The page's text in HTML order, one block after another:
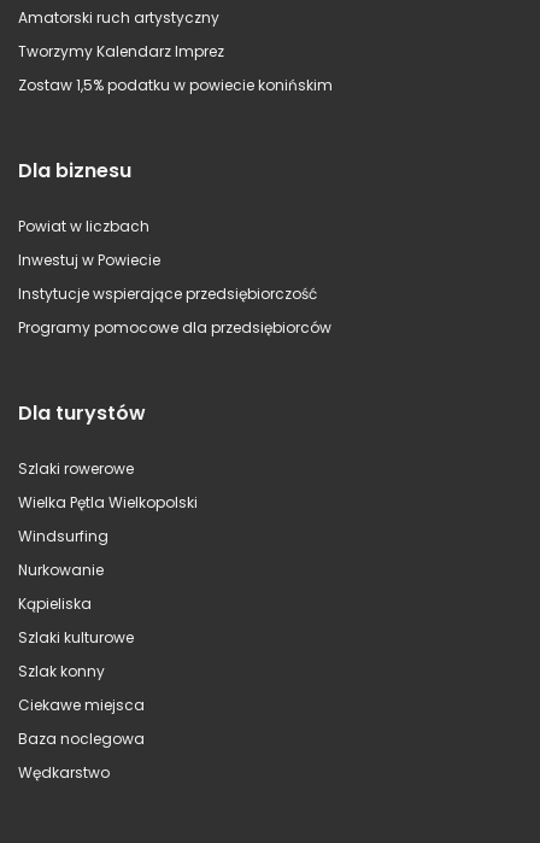
Amatorski ruch artystyczny
Tworzymy Kalendarz Imprez
Zostaw 1,5% podatku w powiecie konińskim
Dla biznesu
Powiat w liczbach
Inwestuj w Powiecie
Instytucje wspierające przedsiębiorczość
Programy pomocowe dla przedsiębiorców
Dla turystów
Szlaki rowerowe
Wielka Pętla Wielkopolski
Windsurfing
Nurkowanie
Kąpieliska
Szlaki kulturowe
Szlak konny
Ciekawe miejsca
Baza noclegowa
Wędkarstwo